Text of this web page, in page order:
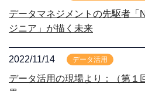
データマネジメントの先駆者「
ジニア」が描く未来
2022/11/14 データ活用
データ活用の現場より：（第１